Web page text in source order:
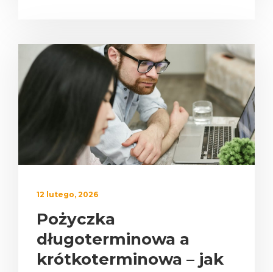
12 lutego, 2026
Pożyczka
długoterminowa a
krótkoterminowa – jak